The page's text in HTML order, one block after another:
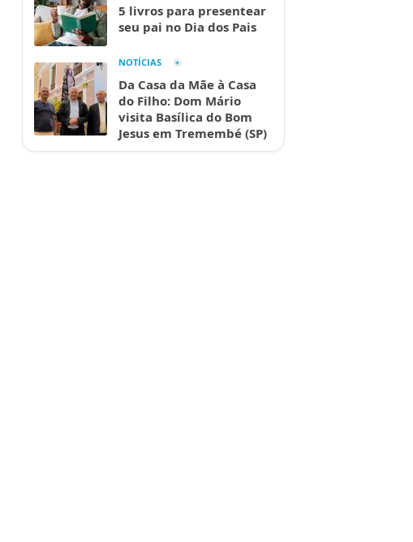
5 livros para presentear
seu pai no Dia dos Pais
NOTÍCIAS
Da Casa da Mãe à Casa
do Filho: Dom Mário
visita Basílica do Bom
Jesus em Tremembé (SP)